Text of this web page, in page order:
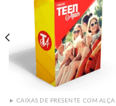
Add to
wishlist
► CAIXAS DE PRESENTE COM ALÇA